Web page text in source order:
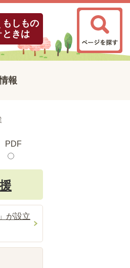
もしもの
ときは
報
PDF
が設立